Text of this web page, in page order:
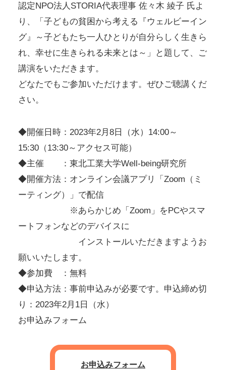
認定NPO法人STORIA代表理事 佐々木 綾子 氏よ
り、「子どもの貧困から考える『ウェルビーイン
グ』～子どもたち一人ひとりが自分らしく生きら
れ、幸せに生きられる未来とは～」と題して、ご
講演をいただきます。
どなたでもご参加いただけます。ぜひご聴講くだ
さい。
◆開催日時：2023年2月8日（水）14:00～
15:30（13:30～アクセス可能）
◆主催 ：東北工業大学Well-being研究所
◆開催方法：オンライン会議アプリ「Zoom（ミ
ーティング）」で配信
※あらかじめ「Zoom」をPCやスマ
ートフォンなどのデバイスに
インストールいただきますようお
願いいたします。
◆参加費 ：無料
◆申込方法：事前申込みが必要です。申込締め切
り：2023年2月1日（水）
お申込みフォーム
お申込みフォーム